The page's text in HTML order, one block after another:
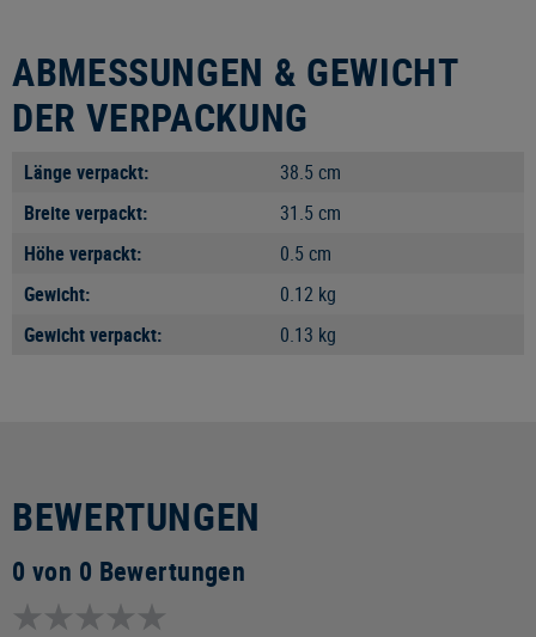
ABMESSUNGEN & GEWICHT
DER VERPACKUNG
Länge verpackt:
38.5 cm
Breite verpackt:
31.5 cm
Höhe verpackt:
0.5 cm
Gewicht:
0.12 kg
Gewicht verpackt:
0.13 kg
BEWERTUNGEN
0 von 0 Bewertungen